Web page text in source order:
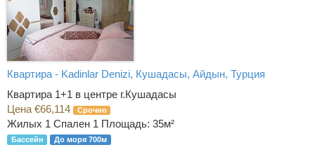
Квартира - Kadinlar Denizi, Кушадасы, Айдын, Турция
Квартира 1+1 в центре г.Кушадасы
Цена €66,114
Срочно
Жилых 1 Спален 1 Площадь: 35м²
Бассейн До моря 700м